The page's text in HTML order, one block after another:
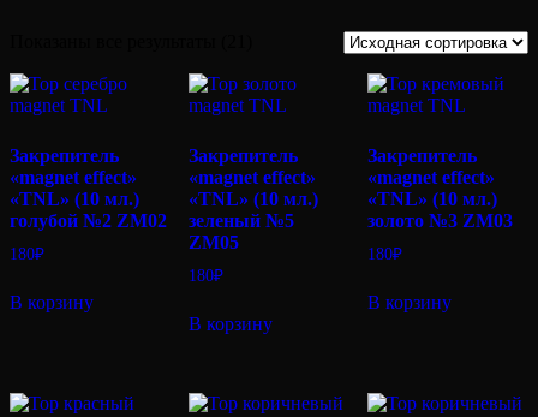
Закрепитель
«magnet effect»
«TNL» (10 мл.)
голубой №2 ZM02
180₽
В корзину
Закрепитель
«magnet effect»
«TNL» (10 мл.)
зеленый №5
ZM05
180₽
В корзину
Закрепитель
«magnet effect»
«TNL» (10 мл.)
золото №3 ZM03
180₽
В корзину